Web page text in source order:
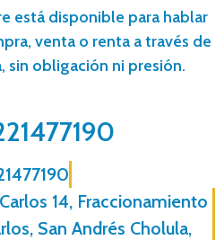
está disponible para hablar
venta o renta a través de
sin obligación ni presión.
14, Fraccionamiento
San Andrés Cholula,